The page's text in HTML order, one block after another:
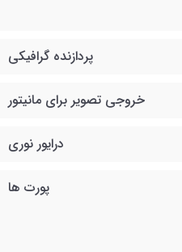
پردازنده گرافیکی
خروجی تصویر برای مانیتور
درایور نوری
پورت ها